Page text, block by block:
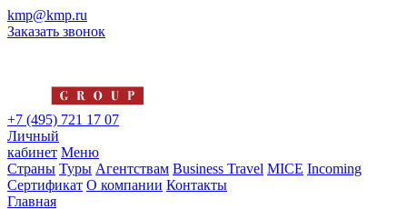
kmp@kmp.ru
Заказать звонок
+7 (495) 721 17 07
Личный
кабинет Меню
Страны Туры Агентствам Business Travel MICE Incoming
Сертификат О компании Контакты
Главная